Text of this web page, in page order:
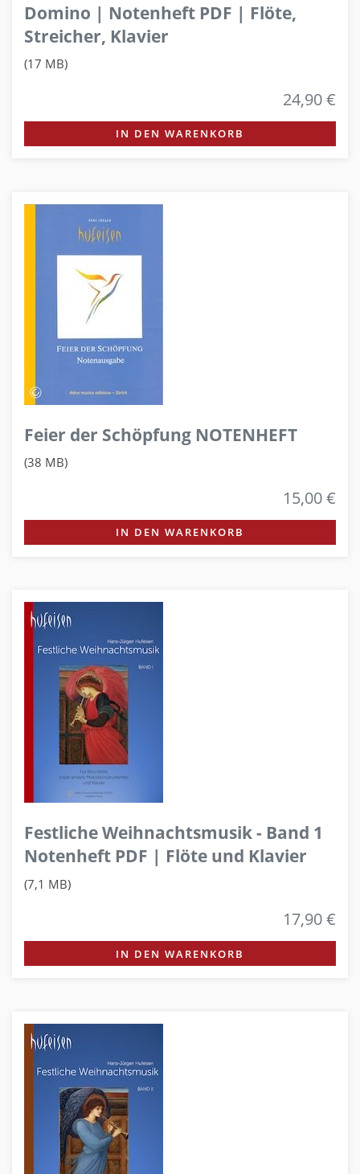
Domino | Notenheft PDF | Flöte,
Streicher, Klavier
(17 MB)
24,90 €
IN DEN WARENKORB
Feier der Schöpfung NOTENHEFT
(38 MB)
15,00 €
IN DEN WARENKORB
Festliche Weihnachtsmusik - Band 1
Notenheft PDF | Flöte und Klavier
(7,1 MB)
17,90 €
IN DEN WARENKORB